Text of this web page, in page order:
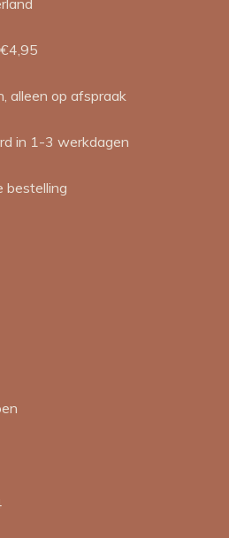
alleen op afspraak
in 1-3 werkdagen
bestelling